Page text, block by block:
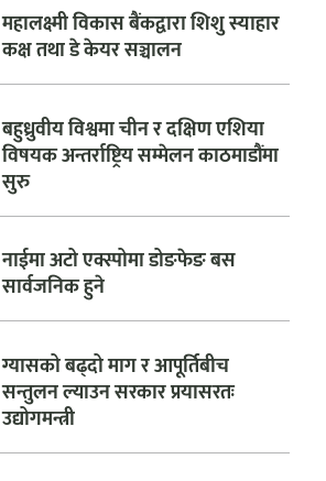
महालक्ष्मी विकास बैंकद्वारा शिशु स्याहार
कक्ष तथा डे केयर सञ्चालन
बहुध्रुवीय विश्वमा चीन र दक्षिण एशिया
विषयक अन्तर्राष्ट्रिय सम्मेलन काठमाडौंमा
सुरु
नाईमा अटो एक्स्पोमा डोङफेङ बस
सार्वजनिक हुने
ग्यासको बढ्दो माग र आपूर्तिबीच
सन्तुलन ल्याउन सरकार प्रयासरतः
उद्योगमन्त्री